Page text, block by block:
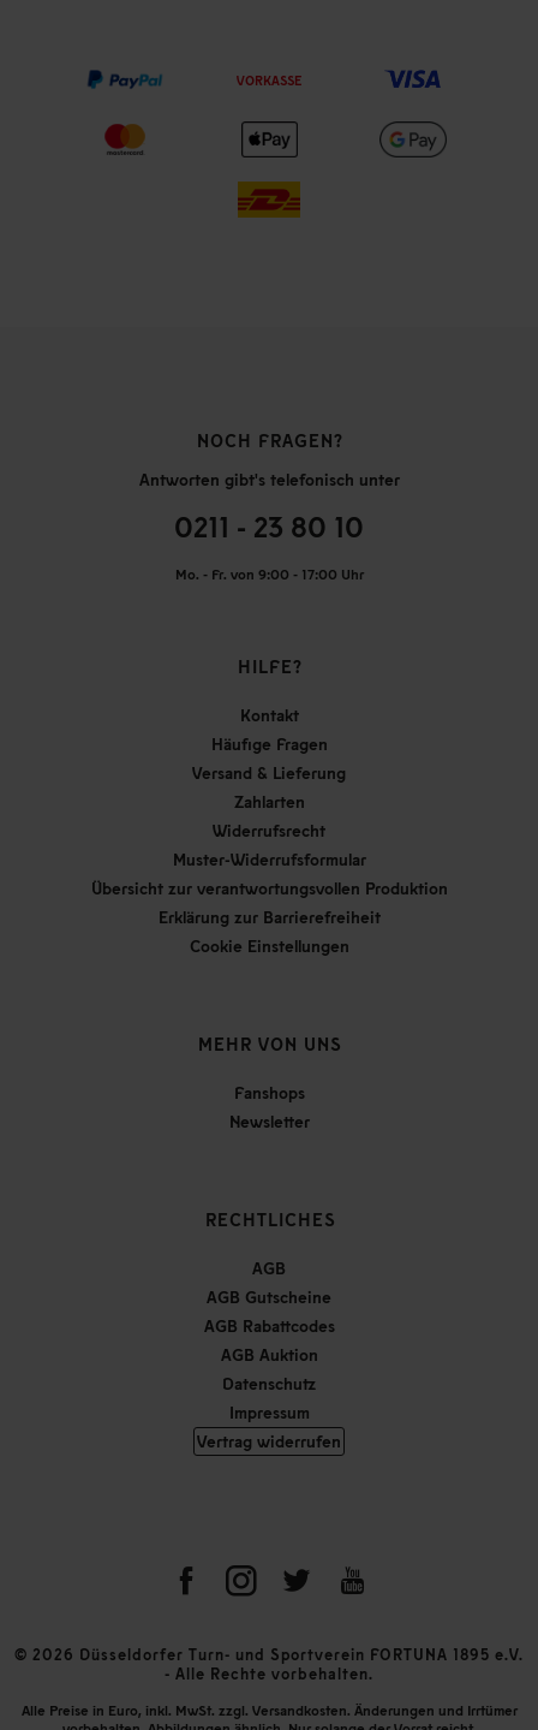
VORKASSE
NOCH FRAGEN?
Antworten gibt's telefonisch unter
0211 - 23 80 10
Mo. - Fr. von 9:00 - 17:00 Uhr
HILFE?
Kontakt
Häufige Fragen
Versand & Lieferung
Zahlarten
Widerrufsrecht
Muster-Widerrufsformular
Übersicht zur verantwortungsvollen Produktion
Erklärung zur Barrierefreiheit
Cookie Einstellungen
MEHR VON UNS
Fanshops
Newsletter
RECHTLICHES
AGB
AGB Gutscheine
AGB Rabattcodes
AGB Auktion
Datenschutz
Impressum
Vertrag widerrufen
© 2026 Düsseldorfer Turn- und Sportverein FORTUNA 1895 e.V.
- Alle Rechte vorbehalten.
Alle Preise in Euro, inkl. MwSt. zzgl. Versandkosten. Änderungen und Irrtümer